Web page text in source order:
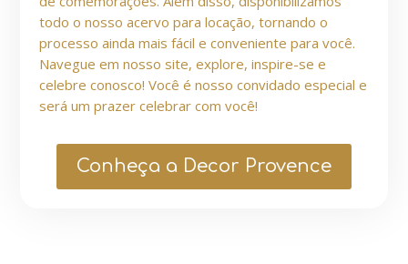
todo o nosso acervo para locação, tornando o
processo ainda mais fácil e conveniente para você.
Navegue em nosso site, explore, inspire-se e
celebre conosco! Você é nosso convidado especial e
será um prazer celebrar com você!
Conheça a Decor Provence